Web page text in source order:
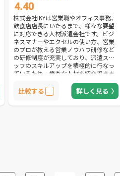
4.40
株式会社IKYは営業職やオフィス事務、
飲食店店長にいたるまで、様々な要望
に対応できる人材派遣会社です。ビジ
ネスマナーやエクセルの使い方、営業
のプロが教える営業ノウハウ研修など
の研修制度が充実しており、派遣スタ
ッフのスキルアップを積極的に行なっ
ているため、優秀な人材を紹介できま
す。希望すれば契約社員が現場に常在
することも可能です。同じ職場で仕事
しながら派遣スタッフを直接管理し、
丁寧なサポートを行ないます。また、
比較する 詳しく見る